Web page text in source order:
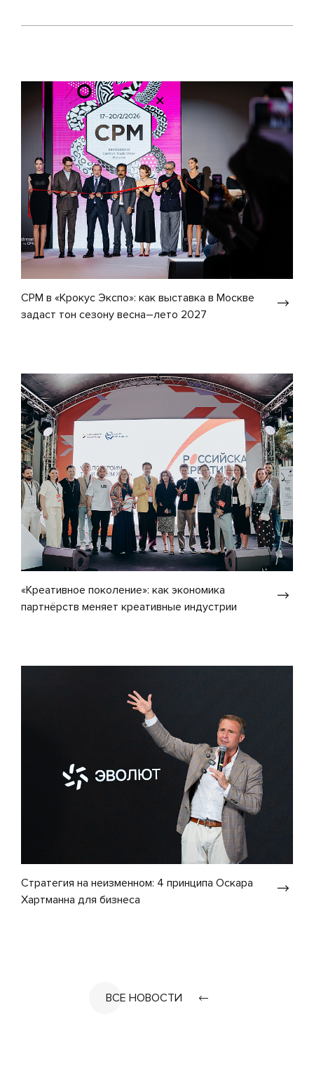
CPM в «Крокус Экспо»: как выставка в Москве
задаст тон сезону весна–лето 2027
«Креативное поколение»: как экономика
партнёрств меняет креативные индустрии
Стратегия на неизменном: 4 принципа Оскара
Хартманна для бизнеса
ВСЕ НОВОСТИ